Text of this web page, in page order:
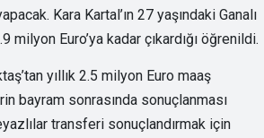
Kara Kartal’ın 27 yaşındaki Ganalı
Euro’ya kadar çıkardığı öğrenildi.
yıllık 2.5 milyon Euro maaş
bayram sonrasında sonuçlanması
transferi sonuçlandırmak için